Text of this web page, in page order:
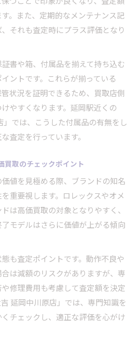
。また、定期的なメンテナンス記
それも査定時にプラス評価となり
書や箱、付属品を揃えて持ち込む
ントです。これらが揃っている
状況を証明できるため、買取店側
やすくなります。延岡駅近くの
」では、こうした付属品の有無をし
査定を行っています。
買取のチェックポイント
値を見極める際、ブランドの知名
重要視します。ロレックスやオメ
は高価買取の対象となりやすく、
モデルはさらに価値が上がる傾向
も査定ポイントです。動作不良や
は減額のリスクがありますが、専
修理費用も考慮して査定額を決定
延岡中川原店」では、専門知識を
チェックし、適正な評価を心がけ